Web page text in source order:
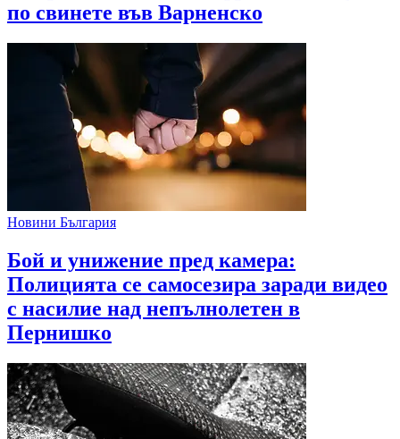
по свинете във Варненско
Новини България
Бой и унижение пред камера:
Полицията се самосезира заради видео
с насилие над непълнолетен в
Пернишко